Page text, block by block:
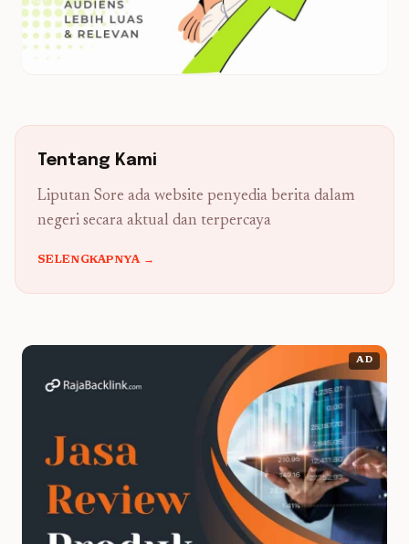
Tentang Kami
Liputan Sore ada website penyedia berita dalam
negeri secara aktual dan terpercaya
SELENGKAPNYA →
AD